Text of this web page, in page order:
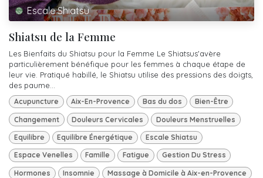
Escale Shiatsu
Shiatsu de la Femme
Les Bienfaits du Shiatsu pour la Femme Le Shiatsus'avère
particulièrement bénéfique pour les femmes à chaque étape de
leur vie. Pratiqué habillé, le Shiatsu utilise des pressions des doigts,
des paume...
Acupuncture Aix-En-Provence Bas du dos Bien-Être
Changement Douleurs Cervicales Douleurs Menstruelles
Equilibre Equilibre Énergétique Escale Shiatsu
Espace Venelles Famille Fatigue Gestion Du Stress
Hormones Insomnie Massage à Domicile à Aix-en-Provence